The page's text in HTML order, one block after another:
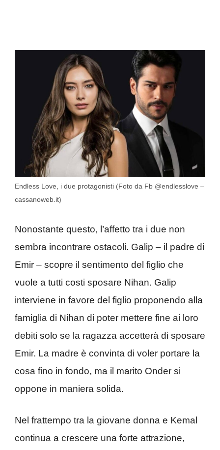
Endless Love, i due protagonisti (Foto da Fb @endlesslove –
cassanoweb.it)
Nonostante questo, l’affetto tra i due non
sembra incontrare ostacoli. Galip – il padre di
Emir – scopre il sentimento del figlio che
vuole a tutti costi sposare Nihan. Galip
interviene in favore del figlio proponendo alla
famiglia di Nihan di poter mettere fine ai loro
debiti solo se la ragazza accetterà di sposare
Emir. La madre è convinta di voler portare la
cosa fino in fondo, ma il marito Onder si
oppone in maniera solida.
Nel frattempo tra la giovane donna e Kemal
continua a crescere una forte attrazione,